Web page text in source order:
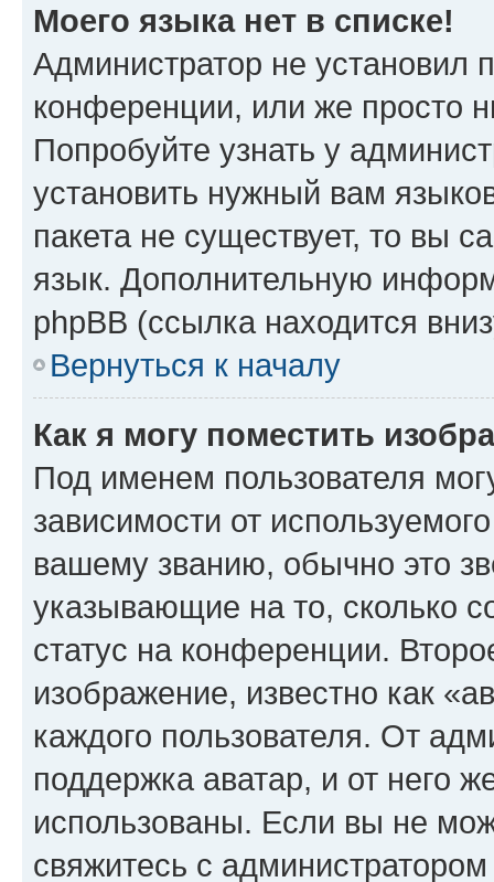
Моего языка нет в списке!
Администратор не установил
конференции, или же просто
Попробуйте узнать у
установить нужный вам
пакета не существует, то вы
язык. Дополнительную
phpBB (ссылка находится
Вернуться к началу
Как я могу поместить
Под именем пользователя
зависимости от
вашему званию, обычно это
указывающие на то, сколько
статус на конференции.
изображение, известно как
каждого пользователя. От
поддержка аватар, и от него
использованы. Если вы не
свяжитесь с